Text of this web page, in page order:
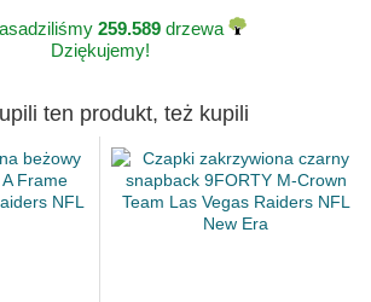
259.589drzewa
Dziękujemy!
ten produkt, też kupili